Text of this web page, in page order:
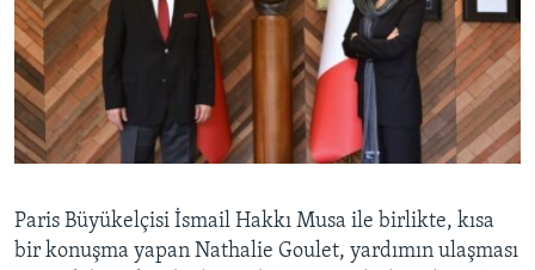
Paris Büyükelçisi İsmail Hakkı Musa ile birlikte, kısa
bir konuşma yapan Nathalie Goulet, yardımın ulaşması